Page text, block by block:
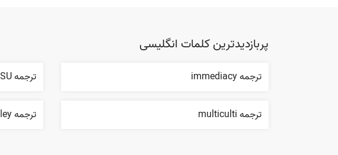
پربازدیدترین کلمات انگلیسی
ترجمه immediacy ترجمه NSU
ترجمه multiculti ترجمه chance-medley